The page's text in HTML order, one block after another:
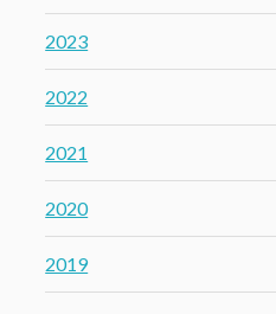
2023
2022
2021
2020
2019